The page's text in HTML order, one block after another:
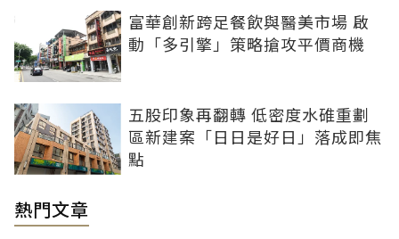
富華創新跨足餐飲與醫美市場 啟
動「多引擎」策略搶攻平價商機
五股印象再翻轉 低密度水碓重劃
區新建案「日日是好日」落成即焦
點
熱門文章